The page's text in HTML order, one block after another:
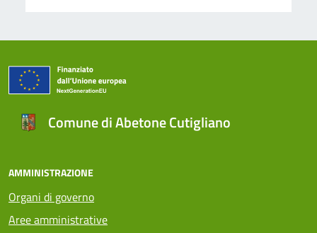
Comune di Abetone Cutigliano
AMMINISTRAZIONE
Organi di governo
Aree amministrative